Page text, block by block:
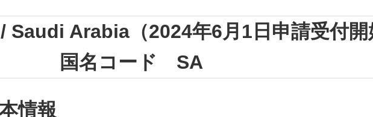
Saudi Arabia（2024年6月1日申請受付開
国名コード SA
情報